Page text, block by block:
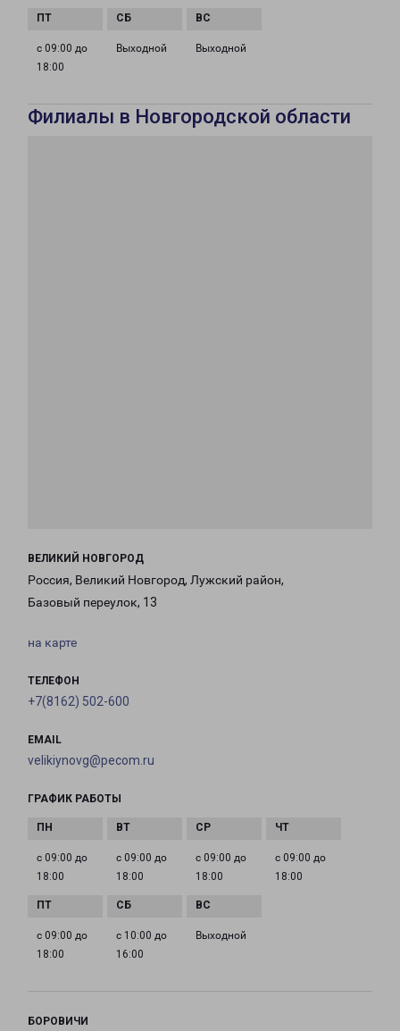
с 09:00 до
18:00
Выходной Выходной
Филиалы в Новгородской области
ВЕЛИКИЙ НОВГОРОД
Россия, Великий Новгород, Лужский район,
Базовый переулок, 13
на карте
ТЕЛЕФОН
+7(8162) 502-600
EMAIL
velikiynovg@pecom.ru
ГРАФИК РАБОТЫ
с 09:00 до
18:00
с 09:00 до
18:00
с 09:00 до
18:00
с 09:00 до
18:00
с 09:00 до
18:00
с 10:00 до
16:00
Выходной
БОРОВИЧИ